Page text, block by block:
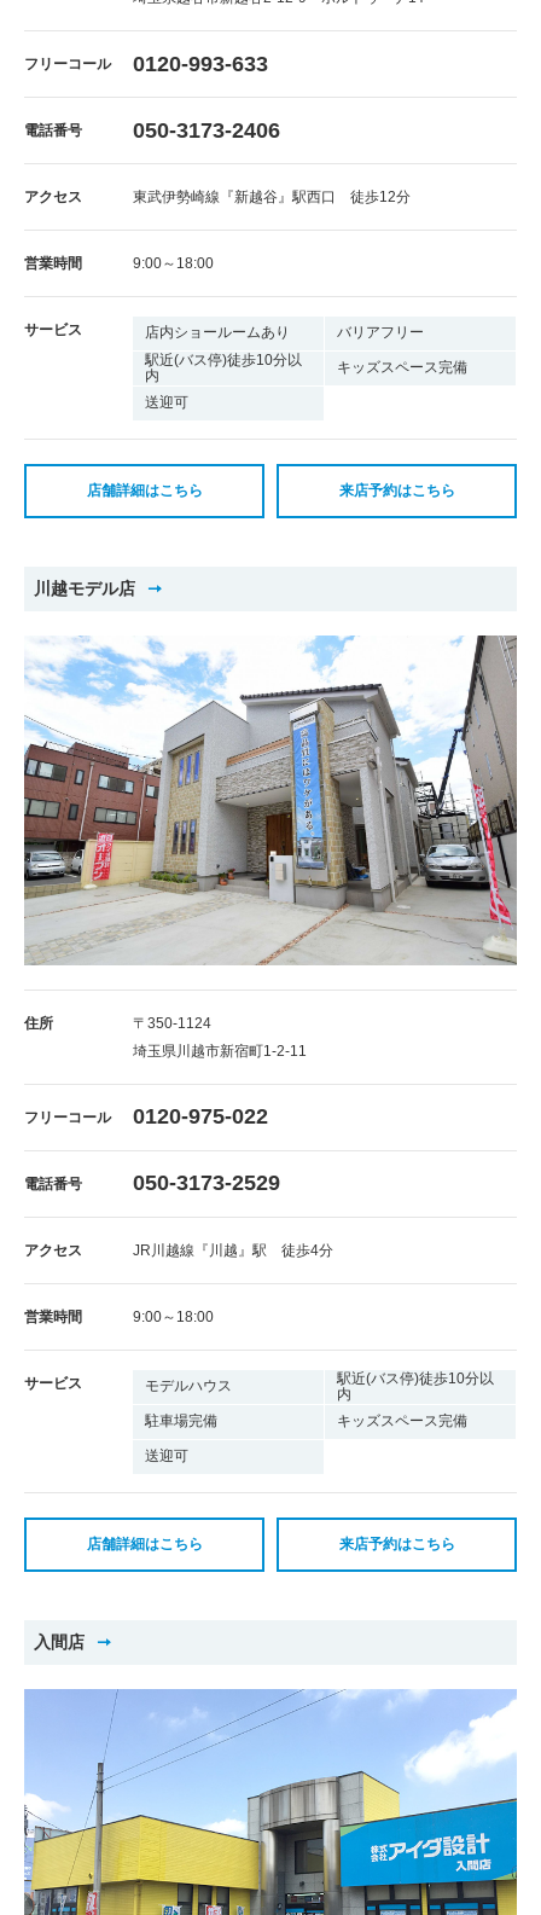
フリーコール 0120-993-633
電話番号 050-3173-2406
アクセス 東武伊勢崎線『新越谷』駅西口 徒歩12分
営業時間 9:00～18:00
サービス 店内ショールームあり
バリアフリー
駅近(バス停)徒歩10分以
内
キッズスペース完備
送迎可
店舗詳細はこちら 来店予約はこちら
川越モデル店
住所
〒350-1124
埼玉県川越市新宿町1-2-11
フリーコール 0120-975-022
電話番号 050-3173-2529
アクセス JR川越線『川越』駅 徒歩4分
営業時間 9:00～18:00
サービス モデルハウス
駅近(バス停)徒歩10分以
内
駐車場完備
キッズスペース完備
送迎可
店舗詳細はこちら 来店予約はこちら
入間店